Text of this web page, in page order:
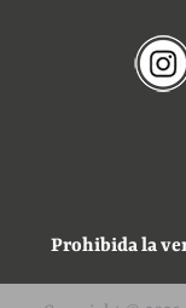
Prohibida la